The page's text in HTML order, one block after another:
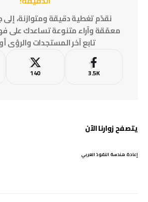
نقدّم تغطية دقيقة ومتوازنة، إلى
معمّقة وآراء متنوعة تساعدك على
تابع آخر المستجدات والرؤى
3.5K
140
يتصفح زوارنا الآن
إعادة هندسة النفوذ العربي